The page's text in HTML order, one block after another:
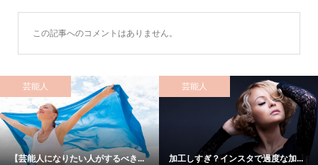
この記事へのコメントはありません。
芸能人
【芸能人になりたい人がするべき...
芸能人
加工しすぎ？インスタで過度な加...